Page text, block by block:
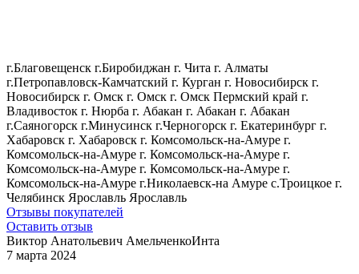
г.Благовещенск г.Биробиджан г. Чита г. Алматы
г.Петропавловск-Камчатский г. Курган г. Новосибирск г.
Новосибирск г. Омск г. Омск г. Омск Пермский край г.
Владивосток г. Нюрба г. Абакан г. Абакан г. Абакан
г.Саяногорск г.Минусинск г.Черногорск г. Екатеринбург г.
Хабаровск г. Хабаровск г. Комсомольск-на-Амуре г.
Комсомольск-на-Амуре г. Комсомольск-на-Амуре г.
Комсомольск-на-Амуре г. Комсомольск-на-Амуре г.
Комсомольск-на-Амуре г.Николаевск-на Амуре с.Троицкое г.
Челябинск Ярославль Ярославль
Отзывы покупателей
Оставить отзыв
Виктор Анатольевич АмельченкоИнта
7 марта 2024